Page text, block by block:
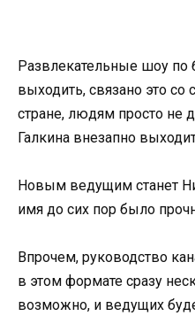
Развлекательные шоу по
выходить, связано это со
стране, людям просто не
Галкина внезапно
Новым ведущим станет
имя до сих пор было
Впрочем, руководство
в этом формате сразу
возможно, и ведущих